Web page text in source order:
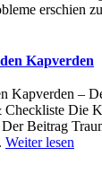
erschien
Kapverden
Kapverden –
Die
Beitrag
Weiter lesen